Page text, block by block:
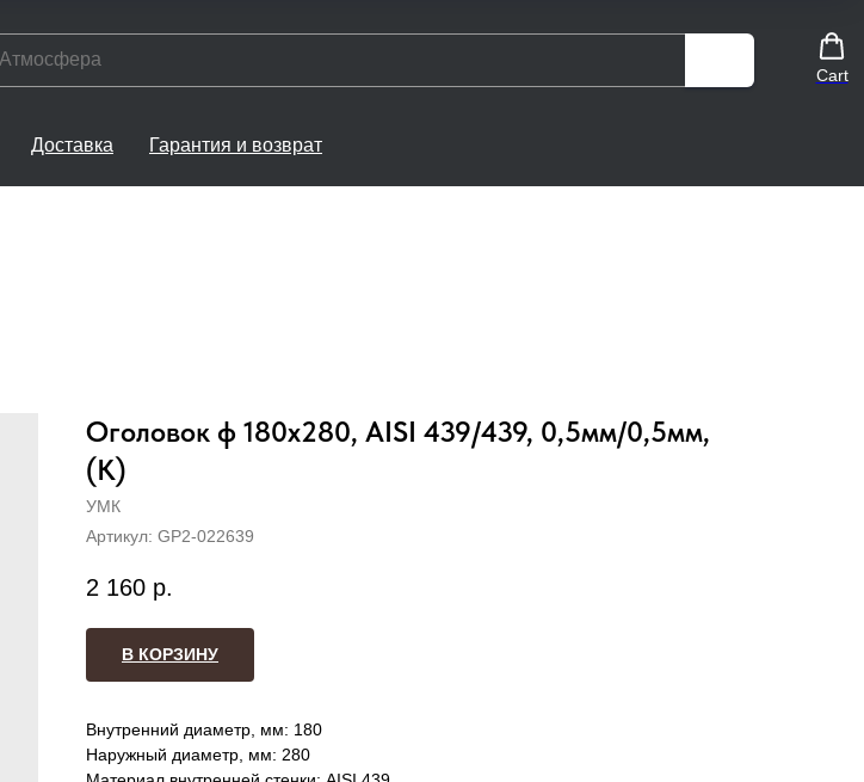
Cart
Доставка Гарантия и возврат
Оголовок ф 180х280, AISI 439/439, 0,5мм/0,5мм,
(К)
УМК
Артикул: GP2-022639
2 160 р.
В КОРЗИНУ
Внутренний диаметр, мм: 180
Наружный диаметр, мм: 280